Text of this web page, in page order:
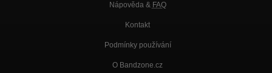
Nápověda & FAQ
Kontakt
Podmínky používání
O Bandzone.cz